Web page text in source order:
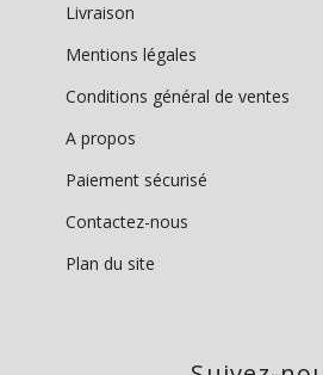
Livraison
Mentions légales
Conditions général de ventes
A propos
Paiement sécurisé
Contactez-nous
Plan du site